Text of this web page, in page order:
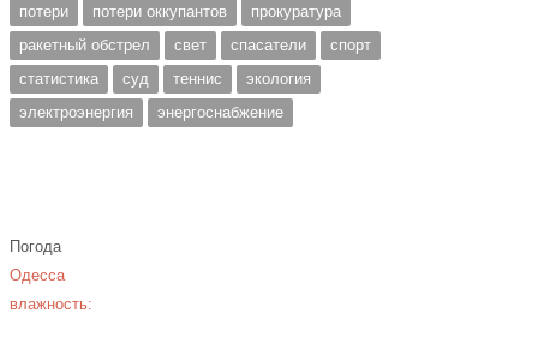
потери
потери оккупантов
прокуратура
ракетный обстрел
свет спасатели
спорт
статистика
суд теннис
экология
электроэнергия
энергоснабжение
Погода
Одесса
влажность: